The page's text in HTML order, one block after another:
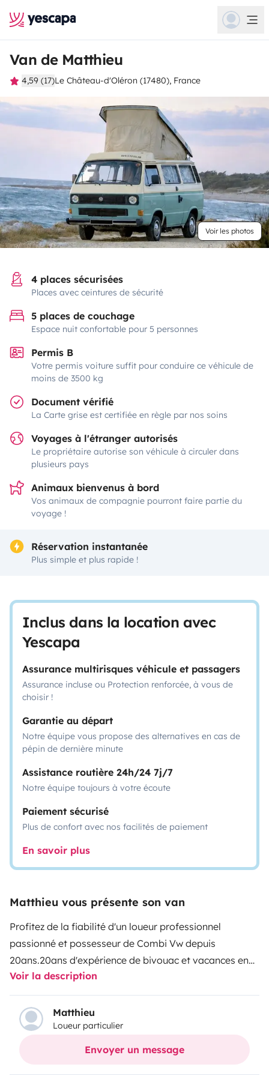
Van de Matthieu
4,59 (17)Le Château-d'Oléron (17480), France
Voir les photos
4 places sécurisées
Places avec ceintures de sécurité
5 places de couchage
Espace nuit confortable pour 5 personnes
Permis B
Votre permis voiture suffit pour conduire ce véhicule de
moins de 3500 kg
Document vérifié
La Carte grise est certifiée en règle par nos soins
Voyages à l'étranger autorisés
Le propriétaire autorise son véhicule à circuler dans
plusieurs pays
Animaux bienvenus à bord
Vos animaux de compagnie pourront faire partie du
voyage !
Réservation instantanée
Plus simple et plus rapide !
Inclus dans la location avec
Yescapa
Assurance multirisques véhicule et passagers
Assurance incluse ou Protection renforcée, à vous de
choisir !
Garantie au départ
Notre équipe vous propose des alternatives en cas de
pépin de dernière minute
Assistance routière 24h/24 7j/7
Notre équipe toujours à votre écoute
Paiement sécurisé
Plus de confort avec nos facilités de paiement
En savoir plus
Matthieu vous présente son van
Profitez de la fiabilité d'un loueur professionnel
passionné et possesseur de Combi Vw depuis
20ans.20ans d'expérience de bivouac et vacances en
Combi en partie sur L'île d'Oléron et donc des conseils
sympas pour des vacances réussies !Plusieurs modèles
au choix : 8 en tout , la plupart disponibles au départ
de L'île d'Oléron.Plus d'infos et modèle sur L'île aux
Combis. Essence avec le célèbre moteur 2l du type des
Voir la description
Matthieu
Loueur particulier
Envoyer un message